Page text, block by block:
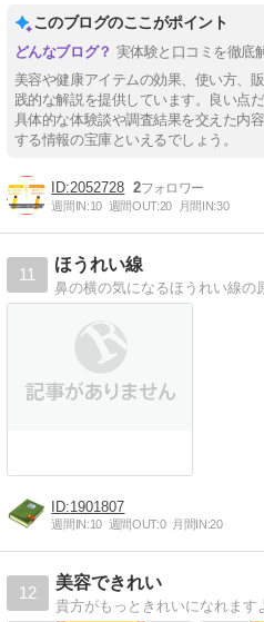
このブログのここがポイント
実体験と口コミを徹底
美容や健康アイテムの効果、使い方、
践的な解説を提供しています。良い点
具体的な体験談や調査結果を交えた内
する情報の宝庫といえるでしょう。
2052728 2
週間IN:10 週間OUT:20 月間IN:30
11
ほうれい線
1901807
週間IN:10 週間OUT:0 月間IN:20
12
美容できれい